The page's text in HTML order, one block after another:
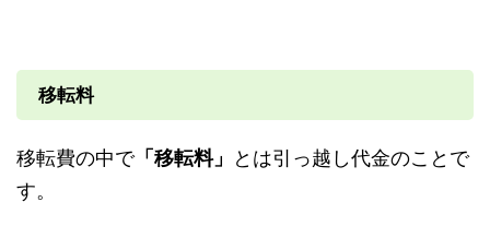
移転料
移転費の中で「移転料」
とは引っ越し代金のことで
す。